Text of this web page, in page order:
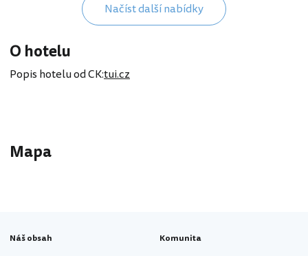
Načíst další nabídky
O hotelu
Popis hotelu od CK:tui.cz
Mapa
Náš obsah Komunita